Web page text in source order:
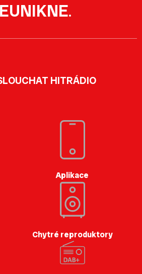
.
HITRÁDIO
Aplikace
Chytré reproduktory